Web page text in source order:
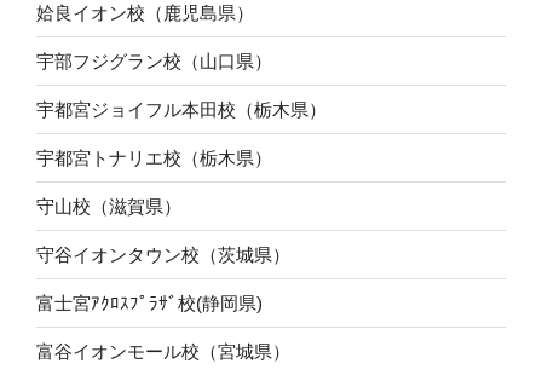
姶良イオン校（鹿児島県）
宇部フジグラン校（山口県）
宇都宮ジョイフル本田校（栃木県）
宇都宮トナリエ校（栃木県）
守山校（滋賀県）
守谷イオンタウン校（茨城県）
富士宮ｱｸﾛｽﾌﾟﾗｻﾞ校(静岡県)
富谷イオンモール校（宮城県）